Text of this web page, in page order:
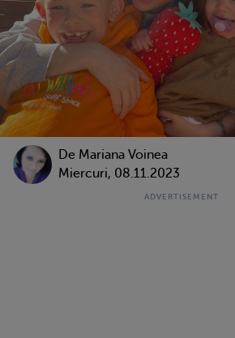
De Mariana Voinea
Miercuri, 08.11.2023